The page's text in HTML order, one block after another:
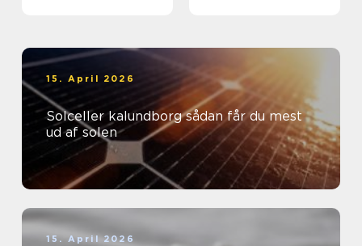
15. April 2026
Solceller kalundborg sådan får du mest
ud af solen
15. April 2026